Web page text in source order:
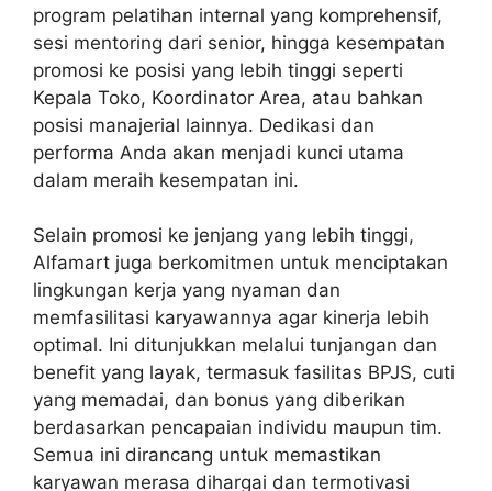
program pelatihan internal yang komprehensif,
sesi mentoring dari senior, hingga kesempatan
promosi ke posisi yang lebih tinggi seperti
Kepala Toko, Koordinator Area, atau bahkan
posisi manajerial lainnya. Dedikasi dan
performa Anda akan menjadi kunci utama
dalam meraih kesempatan ini.
Selain promosi ke jenjang yang lebih tinggi,
Alfamart juga berkomitmen untuk menciptakan
lingkungan kerja yang nyaman dan
memfasilitasi karyawannya agar kinerja lebih
optimal. Ini ditunjukkan melalui tunjangan dan
benefit yang layak, termasuk fasilitas BPJS, cuti
yang memadai, dan bonus yang diberikan
berdasarkan pencapaian individu maupun tim.
Semua ini dirancang untuk memastikan
karyawan merasa dihargai dan termotivasi